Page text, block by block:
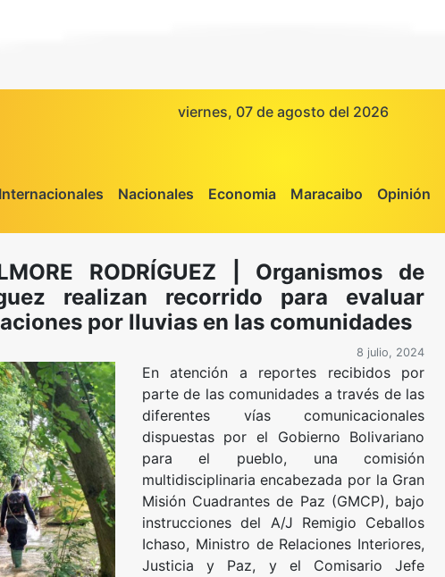
viernes, 07 de agosto del 2026
Internacionales Nacionales Economia Maracaibo Opinión
RODRÍGUEZ | Organismos de
realizan recorrido para evaluar
por lluvias en las comunidades
8 julio, 2024
En atención a reportes recibidos por
parte de las comunidades a través de las
diferentes vías comunicacionales
dispuestas por el Gobierno Bolivariano
para el pueblo, una comisión
multidisciplinaria encabezada por la Gran
Misión Cuadrantes de Paz (GMCP), bajo
instrucciones del A/J Remigio Ceballos
Ichaso, Ministro de Relaciones Interiores,
Justicia y Paz, y el Comisario Jefe